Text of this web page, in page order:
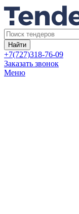
Найти
+7(727)318-76-09
Заказать звонок
Меню